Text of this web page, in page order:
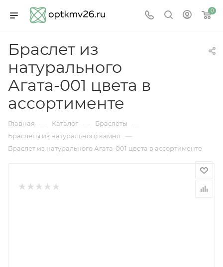
0
Браслет из
натурального
Агата-001 цвета в
ассортименте
Главная — Каталог — Браслеты —
Браслеты из натурального камня —
Браслет из натурального Агата-001 цвета в ассортименте